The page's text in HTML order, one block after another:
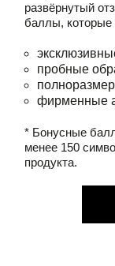
развёрнутый
баллы, которые
пробные
фирменные
* Бонусные
менее 150
продукта.